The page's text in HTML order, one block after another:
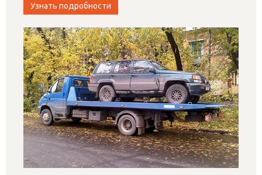
Узнать подробности